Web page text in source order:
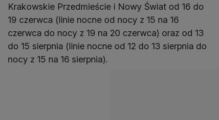
Krakowskie Przedmieście i Nowy Świat od 16 do
19 czerwca (linie nocne od nocy z 15 na 16
czerwca do nocy z 19 na 20 czerwca) oraz od 13
do 15 sierpnia (linie nocne od 12 do 13 sierpnia do
nocy z 15 na 16 sierpnia).